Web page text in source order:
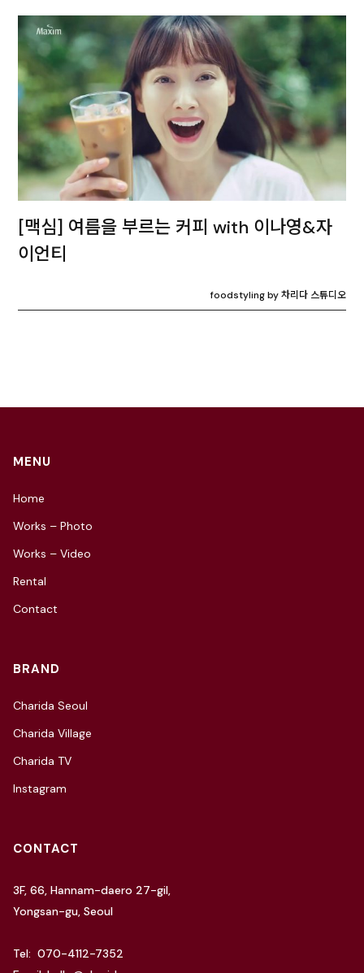
[맥심] 여름을 부르는 커피 with 이나영&자
이언티
foodstyling by 차리다 스튜디오
MENU
Home
Works – Photo
Works – Video
Rental
Contact
BRAND
Charida Seoul
Charida Village
Charida TV
Instagram
CONTACT
3F, 66, Hannam-daero 27-gil,
Yongsan-gu, Seoul
Tel: 070-4112-7352